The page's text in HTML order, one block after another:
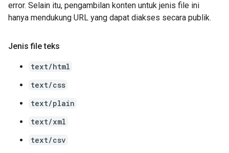
error. Selain itu, pengambilan konten untuk jenis file ini
hanya mendukung URL yang dapat diakses secara publik.
Jenis file teks
text/html
text/css
text/plain
text/xml
text/csv